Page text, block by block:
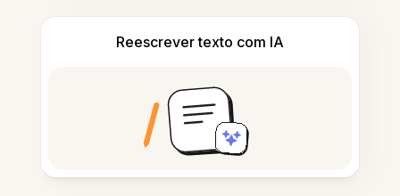
Reescrever texto com IA